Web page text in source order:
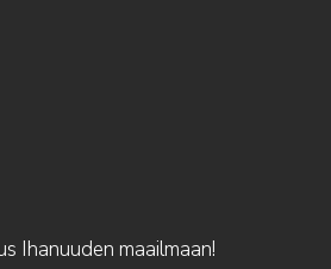
Ihanuuden maailmaan!